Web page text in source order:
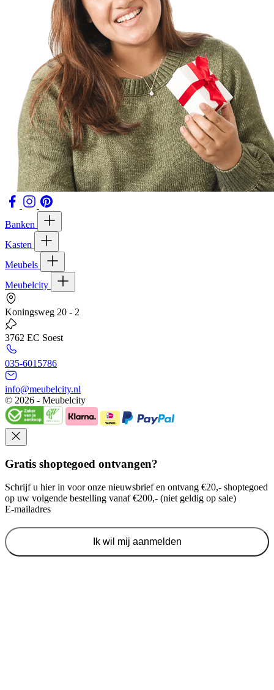
Banken
Kasten
Meubels
Meubelcity
Koningsweg 20 - 2
3762 EC Soest
035-6015786
info@meubelcity.nl
© 2026 - Meubelcity
Gratis shoptegoed ontvangen?
Schrijf u hier in voor onze nieuwsbrief en ontvang €20,- shoptegoed
op uw volgende bestelling vanaf €200,- (niet geldig op sale)
E-mailadres
Ik wil mij aanmelden